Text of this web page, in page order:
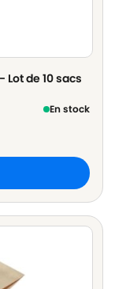
Lot de 10 sacs
En stock